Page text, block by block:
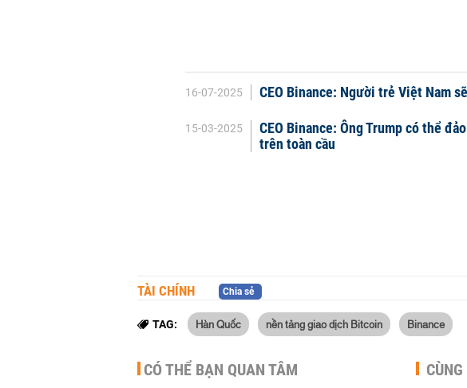
16-07-2025 CEO Binance: Người trẻ Việt Nam
15-03-2025
CEO Binance: Ông Trump có thể
trên toàn cầu
TÀI CHÍNH Chia sẻ
TAG: Hàn Quốc nền tảng giao dịch Bitcoin Binance
CÓ THỂ BẠN QUAN TÂM